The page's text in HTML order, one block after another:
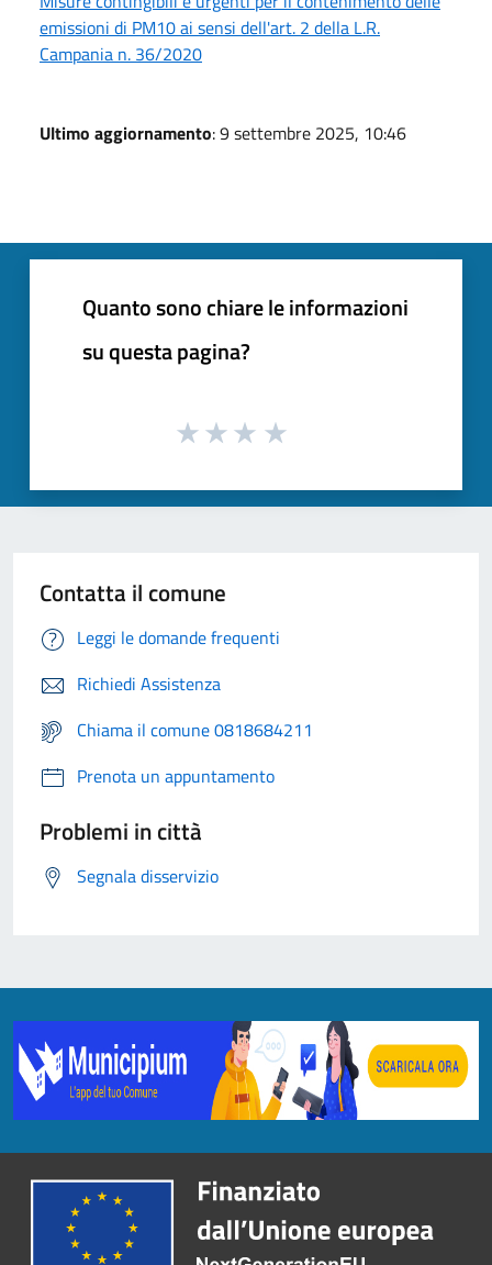
emissioni di PM10 ai sensi dell'art. 2 della L.R.
Campania n. 36/2020
Ultimo aggiornamento: 9 settembre 2025, 10:46
Quanto sono chiare le informazioni
su questa pagina?
Contatta il comune
Leggi le domande frequenti
Richiedi Assistenza
Chiama il comune 0818684211
Prenota un appuntamento
Problemi in città
Segnala disservizio